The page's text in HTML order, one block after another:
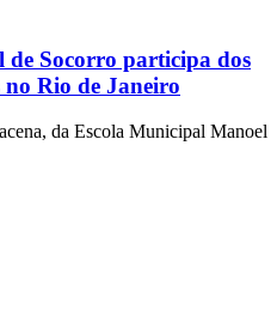
Socorro participa dos
no Rio de Janeiro
da Escola Municipal Manoel